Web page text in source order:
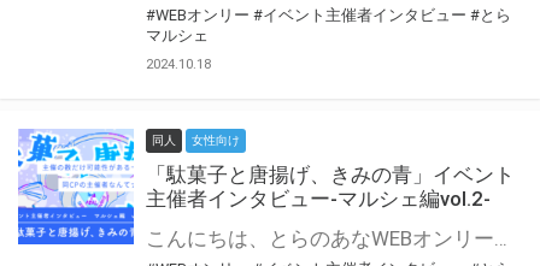
#WEBオンリー #イベント主催者インタビュー #とら
マルシェ
2024.10.18
同人 女性向け
「駄菓子と唐揚げ、きみの青」イベント
主催者インタビュー-マルシェ編vol.2-
こんにちは、とらのあなWEBオンリー運営スタッフです。 新たにお届けする、イベント主催者インタビュー-マルシェ編-は、 とらのあなWEBオンリー「マルシェ」をご利用の主催様に 「マルシェ」を使ってイベントを開催した感想や心がけをお聞きする企画です。 今回は、WEBオンリー初開催「駄菓子と唐揚げ、きみの青」より、 主催のぎこ六屋様にお話を伺いました。 協力：ぎこ六屋様／イベント公式Twitter（@krkgwks） とらのあなWEBオンリー「マルシェ」とは？ WEBオンリーでリアルタイムでコミュニケーションがとれるオンライン会場です。